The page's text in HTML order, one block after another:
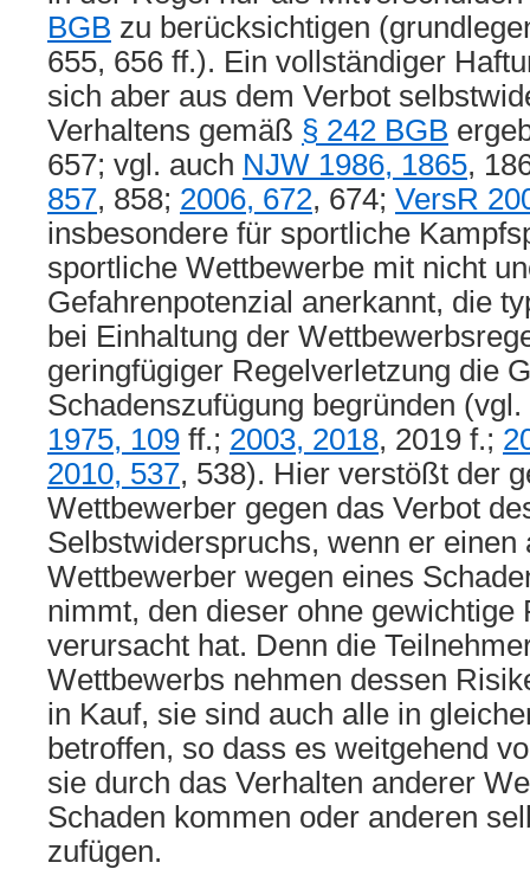
BGB zu berücksichtigen
655, 656 ff.). Ein vollständiger
sich aber aus dem Verbot
Verhaltens gemäß § 242 BGB
657; vgl. auch NJW 1986, 1865,
857, 858; 2006, 672, 674; VersR
insbesondere für sportliche
sportliche Wettbewerbe mit nicht
Gefahrenpotenzial anerkannt, die
bei Einhaltung der
geringfügiger Regelverletzung die
Schadenszufügung begründen
1975, 109 ff.; 2003, 2018, 2019 f.;
2010, 537, 538). Hier verstößt der
Wettbewerber gegen das Verbot
Selbstwiderspruchs, wenn er einen
Wettbewerber wegen eines
nimmt, den dieser ohne gewichtige
verursacht hat. Denn die
Wettbewerbs nehmen dessen
in Kauf, sie sind auch alle in
betroffen, so dass es weitgehend
sie durch das Verhalten anderer
Schaden kommen oder anderen
zufügen.